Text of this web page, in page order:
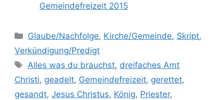
Gemeindefreizeit 2015
Kategorien
Glaube/Nachfolge, Kirche/Gemeinde, Skript,
Verkündigung/Predigt
Schlagwörter
Alles was du brauchst, dreifaches Amt
Christi, geadelt, Gemeindefreizeit, gerettet,
gesandt, Jesus Christus, König, Priester,